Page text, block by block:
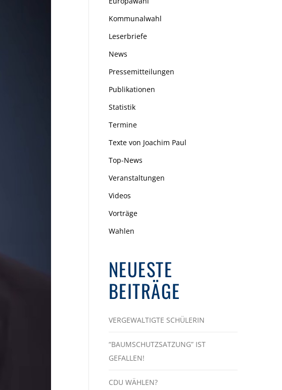
Kommunalwahl
Leserbriefe
News
Pressemitteilungen
Publikationen
Statistik
Termine
Texte von Joachim Paul
Top-News
Veranstaltungen
Videos
Vorträge
Wahlen
NEUESTE
BEITRÄGE
VERGEWALTIGTE SCHÜLERIN
“BAUMSCHUTZSATZUNG” IST
GEFALLEN!
CDU WÄHLEN?